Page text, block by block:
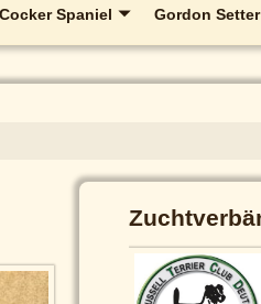
Spaniel Gordon Setter